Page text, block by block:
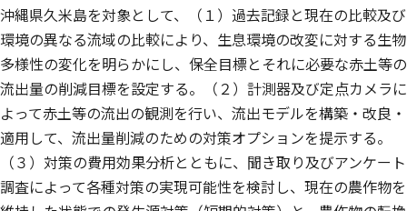
沖縄県久米島を対象として、（１）過去記録と現在の比較及び
環境の異なる流域の比較により、生息環境の改変に対する生物
多様性の変化を明らかにし、保全目標とそれに必要な赤土等の
流出量の削減目標を設定する。（２）計測器及び定点カメラに
よって赤土等の流出の観測を行い、流出モデルを構築・改良・
適用して、流出量削減のための対策オプションを提示する。
（３）対策の費用効果分析とともに、聞き取り及びアンケート
調査によって各種対策の実現可能性を検討し、現在の農作物を